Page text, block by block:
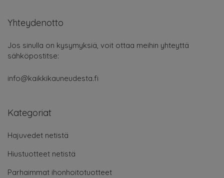
Yhteydenotto
Jos sinulla on kysymyksiä, voit ottaa meihin yhteyttä
sähköpostitse:
info@kaikkikauneudesta.fi
Kategoriat
Hajuvedet netistä
Hiustuotteet netistä
Parhaimmat ihonhoitotuotteet